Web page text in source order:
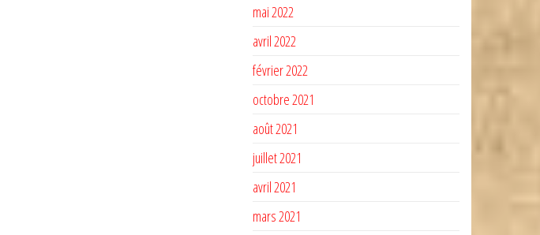
mai 2022
avril 2022
février 2022
octobre 2021
août 2021
juillet 2021
avril 2021
mars 2021